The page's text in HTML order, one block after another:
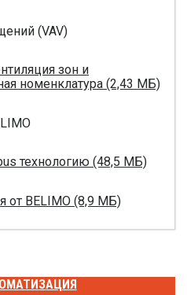
(VAV)
зон и
номенклатура (2,43 МБ)
технологию (48,5 МБ)
от BELIMO (8,9 МБ)